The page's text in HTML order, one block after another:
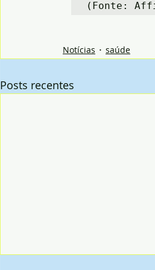
(Fonte:
Notícias saúde
Posts recentes